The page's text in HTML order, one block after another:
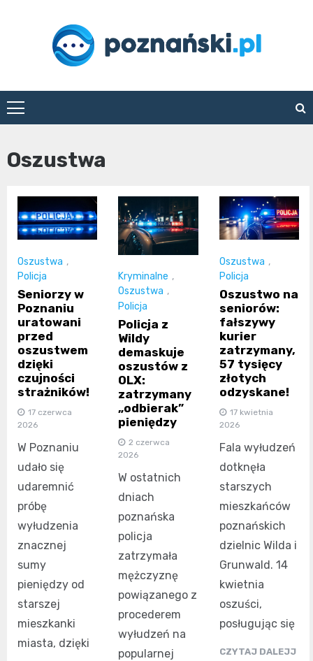
poznanski.pl
Oszustwa
Oszustwa ,
Policja
Seniorzy w
Poznaniu
uratowani
przed
oszustwem
dzięki
czujności
strażników!
17 czerwca
2026
W Poznaniu
udało się
udaremnić
próbę
wyłudzenia
znacznej
sumy
pieniędzy od
starszej
mieszkanki
miasta, dzięki
Kryminalne ,
Oszustwa ,
Policja
Policja z
Wildy
demaskuje
oszustów z
OLX:
zatrzymany
„odbierak”
pieniędzy
2 czerwca
2026
W ostatnich
dniach
poznańska
policja
zatrzymała
mężczyznę
powiązanego z
procederem
wyłudzeń na
popularnej
Oszustwa ,
Policja
Oszustwo na
seniorów:
fałszywy
kurier
zatrzymany,
57 tysięcy
złotych
odzyskane!
17 kwietnia
2026
Fala wyłudzeń
dotknęła
starszych
mieszkańców
poznańskich
dzielnic Wilda i
Grunwald. 14
kwietnia
oszuści,
posługując się
CZYTAJ DALEJJ